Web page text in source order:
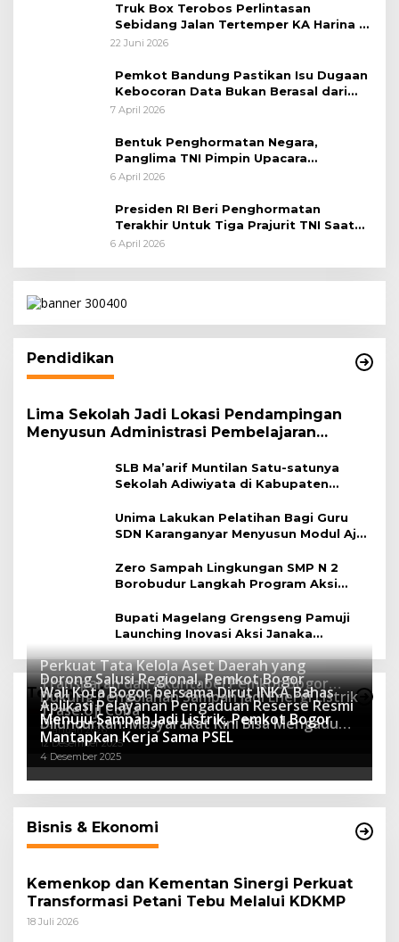
Truk Box Terobos Perlintasan
Sebidang Jalan Tertemper KA Harina di
Jalan Stasiun Poncol-Jrakah Semarang
22 Juni 2026
Pemkot Bandung Pastikan Isu Dugaan
Kebocoran Data Bukan Berasal dari
Server Disdukcapil
7 April 2026
Bentuk Penghormatan Negara,
Panglima TNI Pimpin Upacara
Pemakaman Militer
6 April 2026
Presiden RI Beri Penghormatan
Terakhir Untuk Tiga Prajurit TNI Saat
Persemayaman di Bandara Soekarno-
6 April 2026
Pendidikan
Lima Sekolah Jadi Lokasi Pendampingan
Menyusun Administrasi Pembelajaran
SLB Ma’arif Muntilan Satu-satunya
Sekolah Adiwiyata di Kabupaten
Unima Lakukan Pelatihan Bagi Guru
SDN Karanganyar Menyusun Modul Ajar
Zero Sampah Lingkungan SMP N 2
Borobudur Langkah Program Aksi
Bupati Magelang Grengseng Pamuji
Launching Inovasi Aksi Janaka
Program Sekolah Adiwiyata
Teknologi
Perkuat Tata Kelola Aset Daerah yang
Transparan dan Akuntabel Pemkot Bogor
Luncurkan SIMASDA
8 Juli 2026
Dorong Salusi Regional, Pemkot Bogor
Dukung Pengolahan Sampah Jadi Energi Listrik
8 April 2026
Wali Kota Bogor bersama Dirut INKA Bahas
Trase Uji Coba
7 Januari 2026
Aplikasi Pelayanan Pengaduan Reserse Resmi
Diluncurkan: Masyarakat Kini Bisa Mengadu
Lebih Cepat, Mudah, dan Terintegrasi
12 Desember 2025
Menuju Sampah Jadi Listrik, Pemkot Bogor
Mantapkan Kerja Sama PSEL
4 Desember 2025
Bisnis & Ekonomi
Kemenkop dan Kementan Sinergi Perkuat
Transformasi Petani Tebu Melalui KDKMP
18 Juli 2026